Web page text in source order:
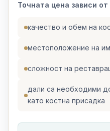
Точната цена зависи
качество и обем на
местоположение на
сложност на
дали са необходими
като костна присадка